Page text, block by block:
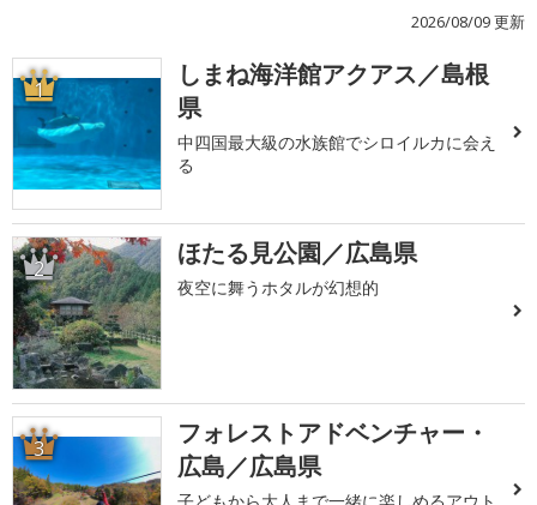
2026/08/09 更新
1
しまね海洋館アクアス／島根
県
中四国最大級の水族館でシロイルカに会え
る
2 ほたる見公園／広島県
夜空に舞うホタルが幻想的
3
フォレストアドベンチャー・
広島／広島県